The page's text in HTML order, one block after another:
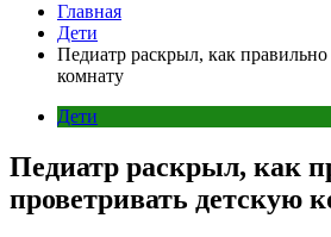
Главная
Дети
Педиатр раскрыл, как
комнату
Дети
Педиатр раскрыл, как
проветривать детскую